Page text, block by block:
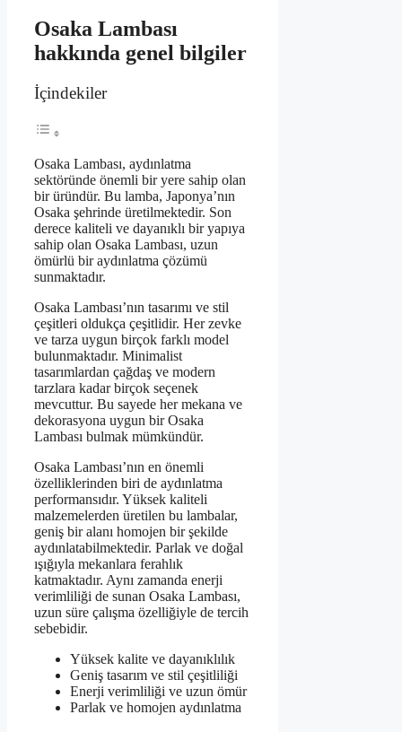
Osaka Lambası
hakkında genel bilgiler
İçindekiler
Osaka Lambası, aydınlatma
sektöründe önemli bir yere sahip olan
bir üründür. Bu lamba, Japonya’nın
Osaka şehrinde üretilmektedir. Son
derece kaliteli ve dayanıklı bir yapıya
sahip olan Osaka Lambası, uzun
ömürlü bir aydınlatma çözümü
sunmaktadır.
Osaka Lambası’nın tasarımı ve stil
çeşitleri oldukça çeşitlidir. Her zevke
ve tarza uygun birçok farklı model
bulunmaktadır. Minimalist
tasarımlardan çağdaş ve modern
tarzlara kadar birçok seçenek
mevcuttur. Bu sayede her mekana ve
dekorasyona uygun bir Osaka
Lambası bulmak mümkündür.
Osaka Lambası’nın en önemli
özelliklerinden biri de aydınlatma
performansıdır. Yüksek kaliteli
malzemelerden üretilen bu lambalar,
geniş bir alanı homojen bir şekilde
aydınlatabilmektedir. Parlak ve doğal
ışığıyla mekanlara ferahlık
katmaktadır. Aynı zamanda enerji
verimliliği de sunan Osaka Lambası,
uzun süre çalışma özelliğiyle de tercih
sebebidir.
Yüksek kalite ve dayanıklılık
Geniş tasarım ve stil çeşitliliği
Enerji verimliliği ve uzun ömür
Parlak ve homojen aydınlatma